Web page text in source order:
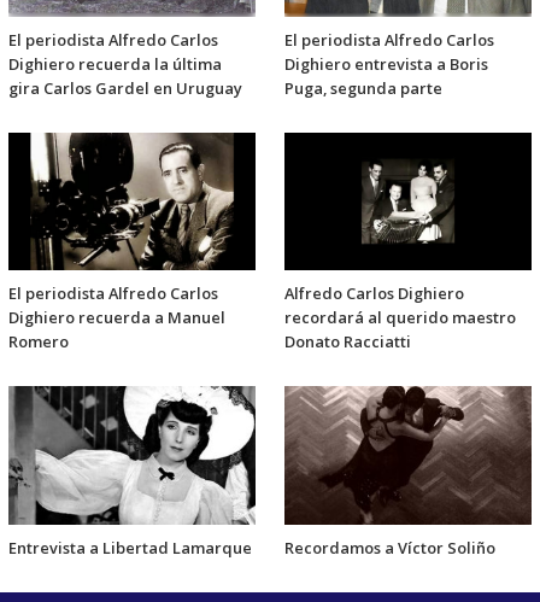
El periodista Alfredo Carlos
Dighiero recuerda la última
gira Carlos Gardel en Uruguay
El periodista Alfredo Carlos
Dighiero entrevista a Boris
Puga, segunda parte
El periodista Alfredo Carlos
Dighiero recuerda a Manuel
Romero
Alfredo Carlos Dighiero
recordará al querido maestro
Donato Racciatti
Entrevista a Libertad Lamarque Recordamos a Víctor Soliño